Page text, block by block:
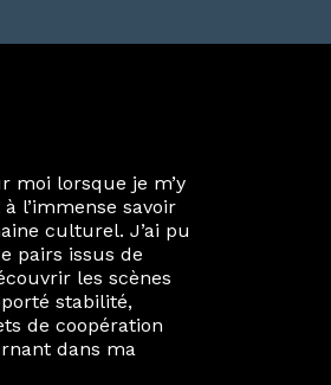
dans les
sein du Diplôme
inattendu que
classe. En
sur des projets
Langkawi,
de curatrice
et les